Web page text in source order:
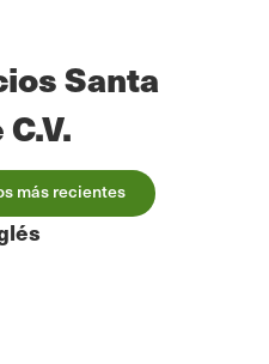
Santa
más recientes